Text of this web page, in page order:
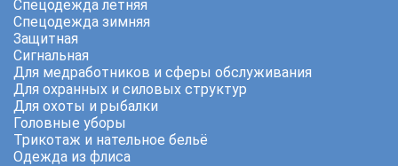
Спецодежда летняя
Спецодежда зимняя
Защитная
Сигнальная
Для медработников и сферы обслуживания
Для охранных и силовых структур
Для охоты и рыбалки
Головные уборы
Трикотаж и нательное бельё
Одежда из флиса